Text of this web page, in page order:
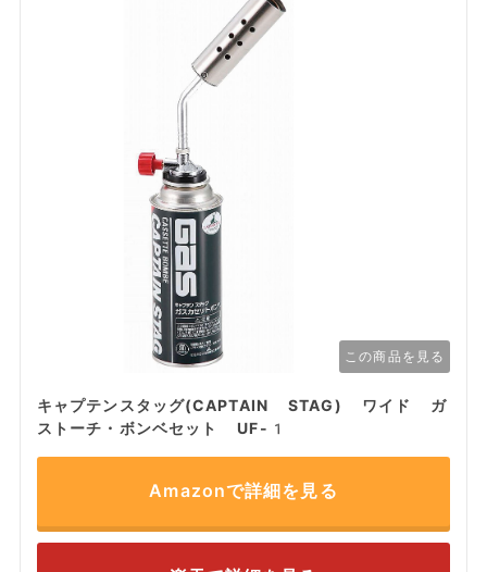
この商品を見る
キャプテンスタッグ(CAPTAIN STAG) ワイド ガ
ストーチ・ボンベセット UF-1
Amazonで詳細を見る